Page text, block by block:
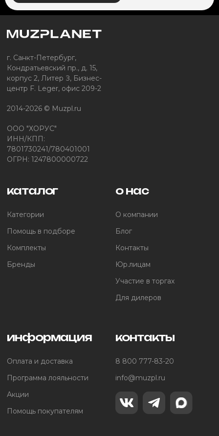
г. Санкт-Петербург,
Кондратьевский пр., д. 15,
корпус 2, Литер З, Бизнес-
центр F. Leger, офис 209-2
2014-2026 © Muzpl.ru
ООО "ХОРУС"
ИНН/КПП:
7801730241/780401001
ОГРН: 1247800000722
каталог
Категории
Помощь в подборе
Комплекты
Бренды
о нас
О компании
Блог
Контакты
Юр.лицам
Участие в торгах
Для дилеров
информация
Оплата и доставка
Программа лояльности
Акции
Помощь покупателям
контакты
8 800 777-83-20
info@muzpl.ru